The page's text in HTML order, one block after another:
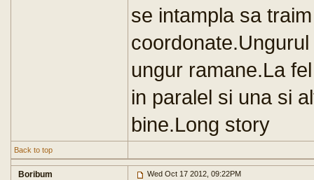
se intampla sa
ungur ramane.La
in paralel si una si
bine.Long story
Back to top
Boribum Wed Oct 17 2012, 09:22PM